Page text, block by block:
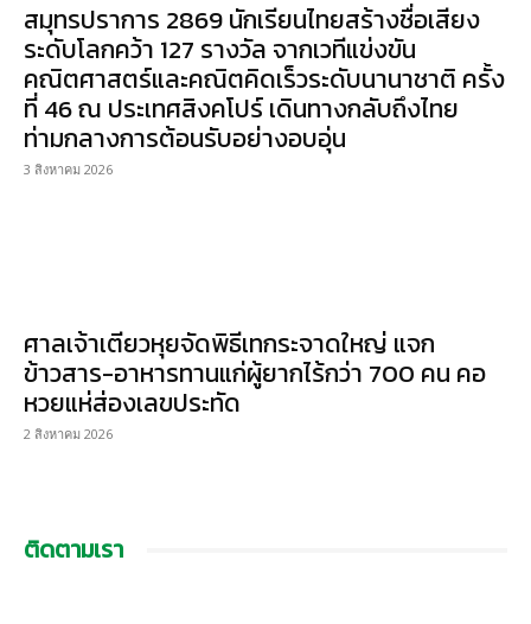
สมุทรปราการ 2869 นักเรียนไทยสร้างชื่อเสียง
ระดับโลกคว้า 127 รางวัล จากเวทีแข่งขัน
คณิตศาสตร์และคณิตคิดเร็วระดับนานาชาติ ครั้ง
ที่ 46 ณ ประเทศสิงคโปร์ เดินทางกลับถึงไทย
ท่ามกลางการต้อนรับอย่างอบอุ่น
3 สิงหาคม 2026
ศาลเจ้าเตียวหุยจัดพิธีเทกระจาดใหญ่ แจก
ข้าวสาร-อาหารทานแก่ผู้ยากไร้กว่า 700 คน คอ
หวยแห่ส่องเลขประทัด
2 สิงหาคม 2026
ติดตามเรา